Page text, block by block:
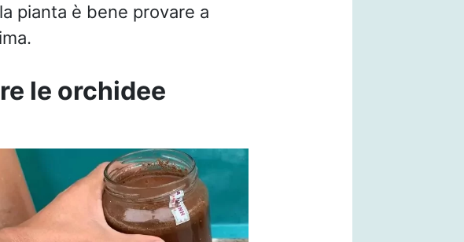
pianta è bene provare a
le orchidee